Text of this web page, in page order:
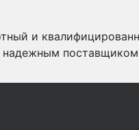
и
надежным